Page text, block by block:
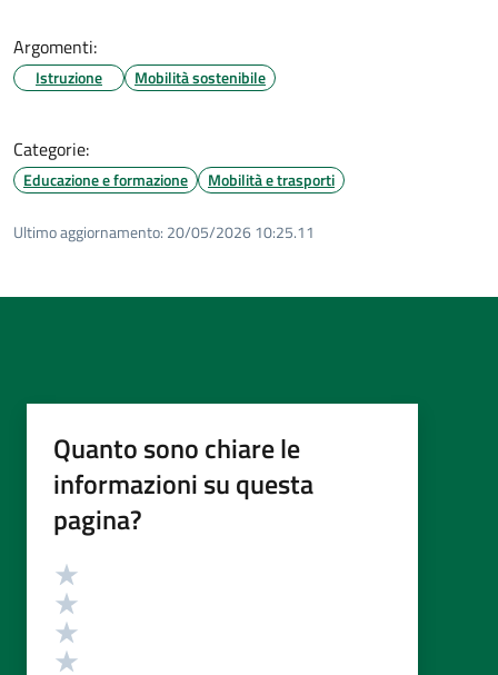
Argomenti:
Istruzione Mobilità sostenibile
Categorie:
Educazione e formazione Mobilità e trasporti
Ultimo aggiornamento: 20/05/2026 10:25.11
Quanto sono chiare le
informazioni su questa
pagina?
Valutazione